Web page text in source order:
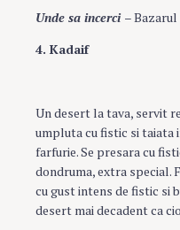
Unde sa incerci –
4. Kadaif
Un desert la tava, servit
umpluta cu fistic si taiata
farfurie. Se presara cu
dondruma, extra special.
cu gust intens de fistic si
desert mai decadent ca